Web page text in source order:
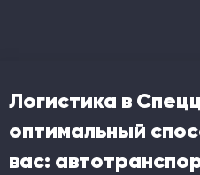
Логистика в
оптимальный
вас: